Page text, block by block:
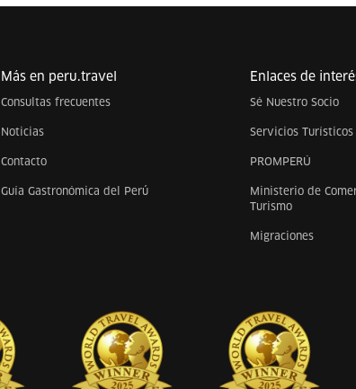
Más en peru.travel
Consultas frecuentes
Noticias
Contacto
Guía Gastronómica del Perú
Enlaces de
Sé Nuestro Socio
Servicios Turísticos
PROMPERÚ
Ministerio de
Turismo
Migraciones